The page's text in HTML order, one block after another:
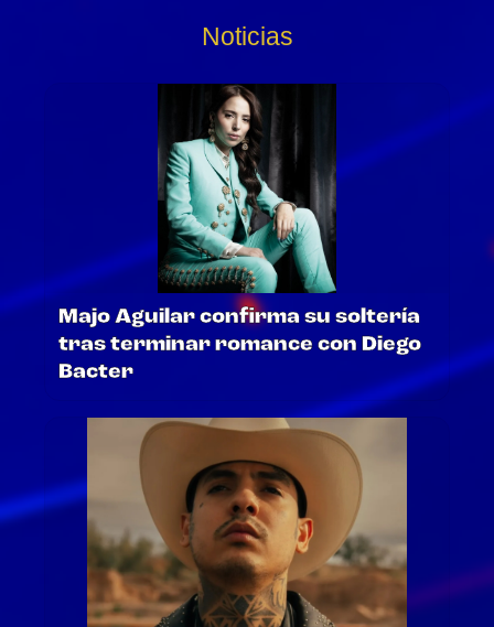
Noticias
Majo Aguilar confirma su soltería
tras terminar romance con Diego
Bacter